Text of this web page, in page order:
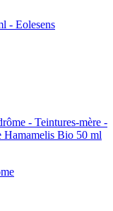
- Eolesens